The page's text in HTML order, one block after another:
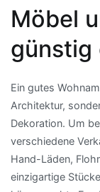
Möbel
günstig
Ein gutes
Architektur,
Dekoration. Um
verschiedene
Hand-Läden,
einzigartige